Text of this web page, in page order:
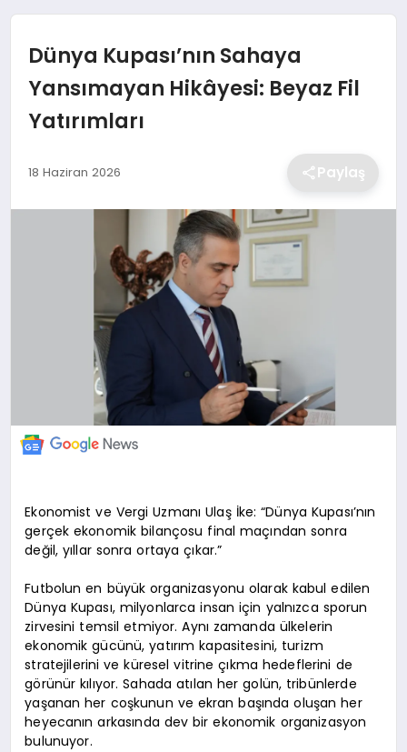
DÜNYA
SİYASET
MAGAZİN
Dünya Kupası’nın Sahaya
Yansımayan Hikâyesi: Beyaz Fil
Yatırımları
18 Haziran 2026 Paylaş
Ekonomist ve Vergi Uzmanı Ulaş İke: “Dünya Kupası’nın
gerçek ekonomik bilançosu final maçından sonra
değil, yıllar sonra ortaya çıkar.”
Futbolun en büyük organizasyonu olarak kabul edilen
Dünya Kupası, milyonlarca insan için yalnızca sporun
zirvesini temsil etmiyor. Aynı zamanda ülkelerin
ekonomik gücünü, yatırım kapasitesini, turizm
stratejilerini ve küresel vitrine çıkma hedeflerini de
görünür kılıyor. Sahada atılan her golün, tribünlerde
yaşanan her coşkunun ve ekran başında oluşan her
heyecanın arkasında dev bir ekonomik organizasyon
bulunuyor.